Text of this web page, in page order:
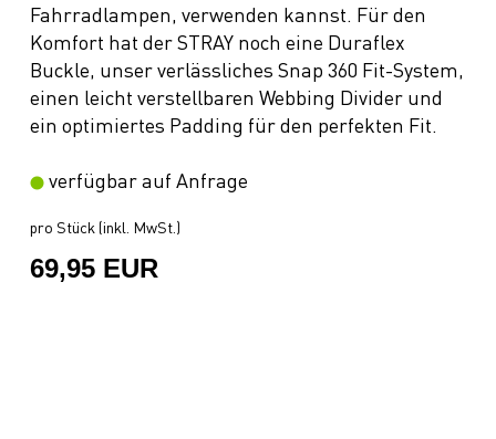
Fahrradlampen, verwenden kannst. Für den
Komfort hat der STRAY noch eine Duraflex
Buckle, unser verlässliches Snap 360 Fit-System,
einen leicht verstellbaren Webbing Divider und
ein optimiertes Padding für den perfekten Fit.
verfügbar auf Anfrage
pro Stück (inkl. MwSt.)
69,95 EUR